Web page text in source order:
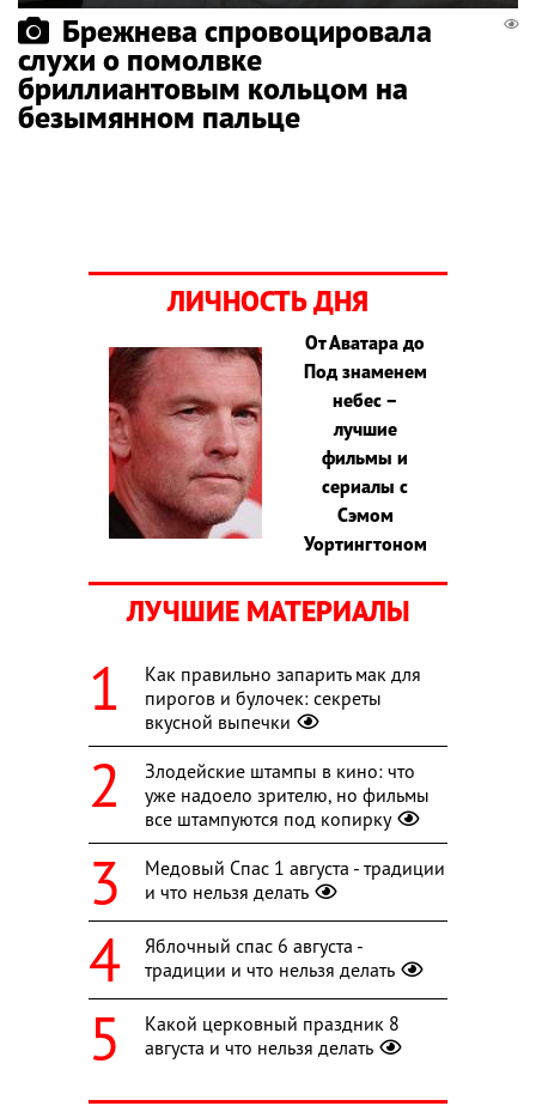
Брежнева спровоцировала
слухи о помолвке
бриллиантовым кольцом на
безымянном пальце
ЛИЧНОСТЬ ДНЯ
От Аватара до
Под знаменем
небес –
лучшие
фильмы и
сериалы с
Сэмом
Уортингтоном
ЛУЧШИЕ МАТЕРИАЛЫ
Как правильно запарить мак для
пирогов и булочек: секреты
вкусной выпечки
Злодейские штампы в кино: что
уже надоело зрителю, но фильмы
все штампуются под копирку
Медовый Спас 1 августа - традиции
и что нельзя делать
Яблочный спас 6 августа -
традиции и что нельзя делать
Какой церковный праздник 8
августа и что нельзя делать